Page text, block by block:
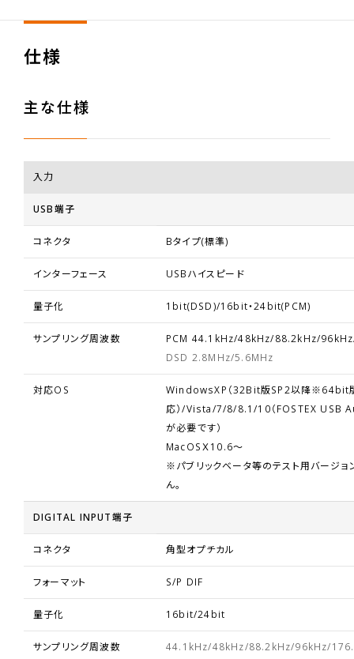
仕様
主な仕様
入力
USB端子
コネクタ Bタイプ(標準)
インターフェース USBハイスピード
量子化 1bit(DSD)/16bit・24bit(PCM)
サンプリング周波数
PCM 44.1kHz/48kHz/88.2kHz/
DSD 2.8MHz/5.6MHz
対応OS
WindowsXP（32Bit版SP2以降※64bit
応）/Vista/7/8/8.1/10（FOSTEX USB
が必要です）
MacOSＸ10.6～
※パブリックベータ等のテスト用バージ
ん。
DIGITAL INPUT端子
コネクタ 角型オプチカル
フォーマット S/P DIF
量子化 16bit/24bit
サンプリング周波数 44.1kHz/48kHz/88.2kHz/96kHz/